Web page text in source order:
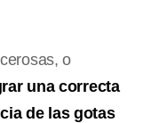
o
una correcta
de las gotas